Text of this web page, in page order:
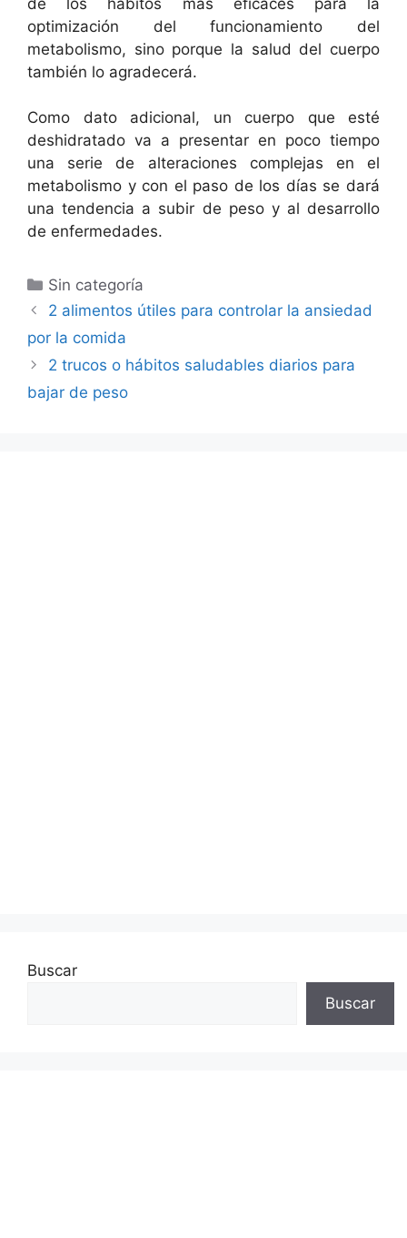
optimización del funcionamiento del
metabolismo, sino porque la salud del cuerpo
también lo agradecerá.
Como dato adicional, un cuerpo que esté
deshidratado va a presentar en poco tiempo
una serie de alteraciones complejas en el
metabolismo y con el paso de los días se dará
una tendencia a subir de peso y al desarrollo
de enfermedades.
Categorías
Sin categoría
2 alimentos útiles para controlar la ansiedad
por la comida
2 trucos o hábitos saludables diarios para
bajar de peso
Buscar
Buscar